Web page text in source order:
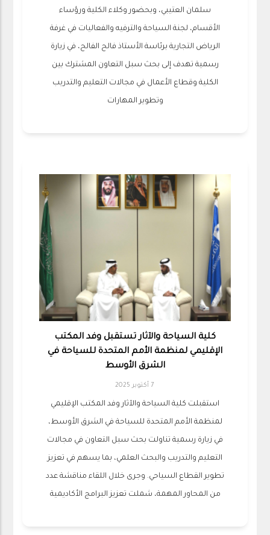
سلمان العتيبي، وبحضور وكلاء الكلية ورؤساء
الأقسام، لجنة السياحة والترفيه والفعاليات في غرفة
الرياض التجارية برئاسة الأستاذ فالح الفالح، في زيارة
رسمية تهدف إلى بحث سبل التعاون المشترك بين
الكلية وقطاع الأعمال في مجالات التعليم والتدريب
وتطوير المهارات
كلية السياحة والآثار تستقبل وفد المكتب
الإقليمي لمنظمة الأمم المتحدة للسياحة في
الشرق الأوسط
7 أكتوبر 2025
استقبلت كلية السياحة والآثار وفد المكتب الإقليمي
لمنظمة الأمم المتحدة للسياحة في الشرق الأوسط،
في زيارة رسمية تناولت بحث سبل التعاون في مجالات
التعليم والتدريب والبحث العلمي، بما يسهم في تعزيز
تطوير القطاع السياحي. وجرى خلال اللقاء مناقشة عدد
من المحاور المهمة، شملت تعزيز البرامج الأكاديمية